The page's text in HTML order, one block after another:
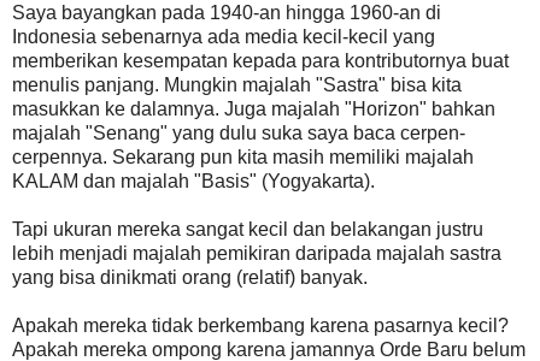
Saya bayangkan pada 1940-an hingga 1960-an di
Indonesia sebenarnya ada media kecil-kecil yang
memberikan kesempatan kepada para kontributornya buat
menulis panjang. Mungkin majalah "Sastra" bisa kita
masukkan ke dalamnya. Juga majalah "Horizon" bahkan
majalah "Senang" yang dulu suka saya baca cerpen-
cerpennya. Sekarang pun kita masih memiliki majalah
KALAM dan majalah "Basis" (Yogyakarta).
Tapi ukuran mereka sangat kecil dan belakangan justru
lebih menjadi majalah pemikiran daripada majalah sastra
yang bisa dinikmati orang (relatif) banyak.
Apakah mereka tidak berkembang karena pasarnya kecil?
Apakah mereka ompong karena jamannya Orde Baru belum